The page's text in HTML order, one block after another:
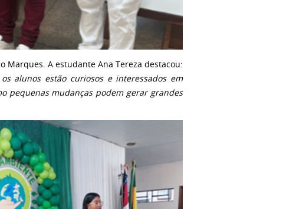
Marques. A estudante Ana Tereza destacou:
alunos estão curiosos e interessados em
pequenas mudanças podem gerar grandes